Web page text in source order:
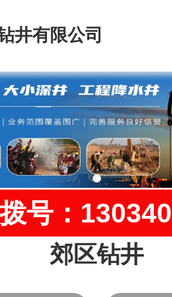
井有限公司
号：
郊区钻井